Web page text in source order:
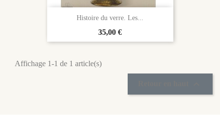
Histoire du verre. Les...
Prix
35,00 €
Affichage 1-1 de 1 article(s)